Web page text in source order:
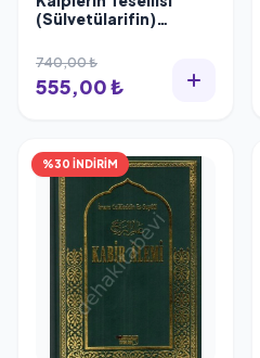
(Sülvetülarifin)
İmam Gazali
740,00 ₺
555,00 ₺
%30 İNDİRİM